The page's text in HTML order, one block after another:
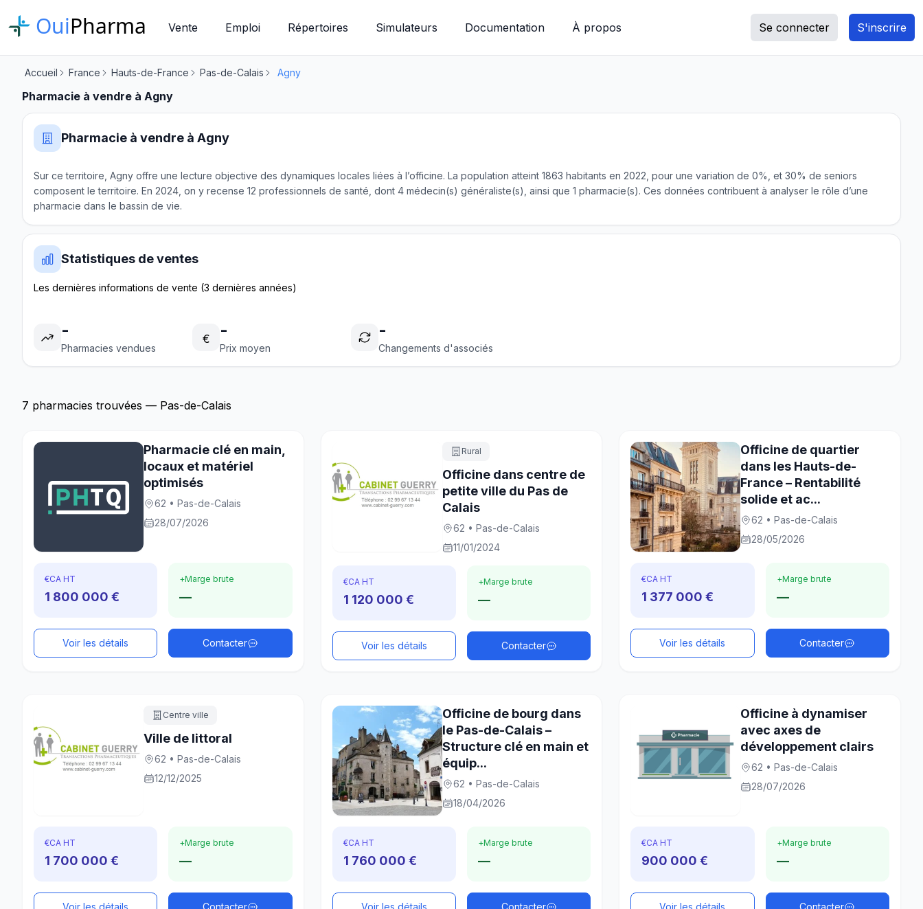
OuiPharma Vente Emploi Répertoires Simulateurs Documentation À propos Se connecter S'inscrire
Accueil France Hauts-de-France Pas-de-Calais Agny
Pharmacie à vendre à Agny
Pharmacie à vendre à Agny
Sur ce territoire, Agny offre une lecture objective des dynamiques locales liées à l’officine. La population atteint 1863 habitants en 2022, pour une variation de 0%, et 30% de seniors
composent le territoire. En 2024, on y recense 12 professionnels de santé, dont 4 médecin(s) généraliste(s), ainsi que 1 pharmacie(s). Ces données contribuent à analyser le rôle d’une
pharmacie dans le bassin de vie.
Statistiques de ventes
Les dernières informations de vente (3 dernières années)
-
Pharmacies vendues
€ -
Prix moyen
-
Changements d'associés
7 pharmacies trouvées — Pas-de-Calais
Pharmacie clé en main,
locaux et matériel
optimisés
62 • Pas-de-Calais
28/07/2026
€CA HT
1 800 000 €
+Marge brute
—
Voir les détails Contacter
Rural
Officine dans centre de
petite ville du Pas de
Calais
62 • Pas-de-Calais
11/01/2024
€CA HT
1 120 000 €
+Marge brute
—
Voir les détails Contacter
Officine de quartier
dans les Hauts-de-
France – Rentabilité
solide et ac...
62 • Pas-de-Calais
28/05/2026
€CA HT
1 377 000 €
+Marge brute
—
Voir les détails Contacter
Centre ville
Ville de littoral
62 • Pas-de-Calais
12/12/2025
€CA HT
1 700 000 €
+Marge brute
—
Voir les détails Contacter
Officine de bourg dans
le Pas-de-Calais –
Structure clé en main et
équip...
62 • Pas-de-Calais
18/04/2026
€CA HT
1 760 000 €
+Marge brute
—
Voir les détails Contacter
Officine à dynamiser
avec axes de
développement clairs
62 • Pas-de-Calais
28/07/2026
€CA HT
900 000 €
+Marge brute
—
Voir les détails Contacter